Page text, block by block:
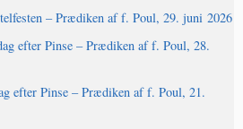
– Prædiken af f. Poul, 29. juni 2026
efter Pinse – Prædiken af f. Poul, 28.
efter Pinse – Prædiken af f. Poul, 21.